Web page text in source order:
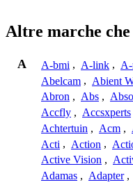
Altre marche
A A-bmi , A-link ,
Abelcam , Abient
Abron , Abs ,
Accfly , Accsxperts
Achtertuin , Acm ,
Acti , Action ,
Active Vision ,
Adamas , Adapter ,